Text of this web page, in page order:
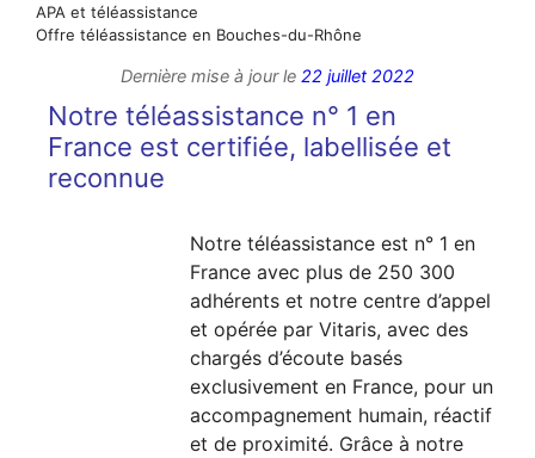
APA et téléassistance
Offre téléassistance en Bouches-du-Rhône
Dernière mise à jour le 22 juillet 2022
Notre téléassistance n° 1 en
France est certifiée, labellisée et
reconnue
Notre téléassistance est n° 1 en
France avec plus de 250 300
adhérents et notre centre d’appel
et opérée par Vitaris, avec des
chargés d’écoute basés
exclusivement en France, pour un
accompagnement humain, réactif
et de proximité. Grâce à notre